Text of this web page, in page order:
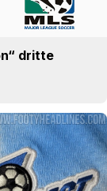
dritte